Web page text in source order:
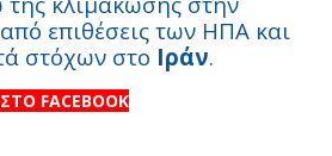
επιθέσεις των ΗΠΑ και
στόχων στο Ιράν.
FACEBOOK